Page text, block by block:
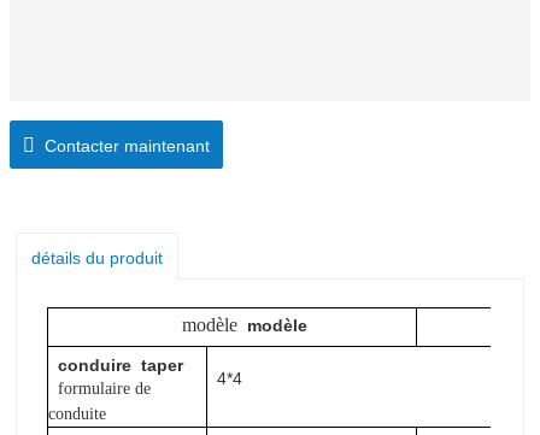
Contacter maintenant
détails du produit
modèle modèle
conduire taper
formulaire de
conduite
4*4